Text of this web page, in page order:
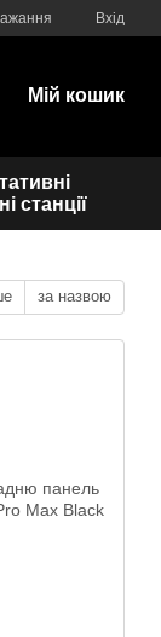
Вхід
Мій кошик
станції
за назвою